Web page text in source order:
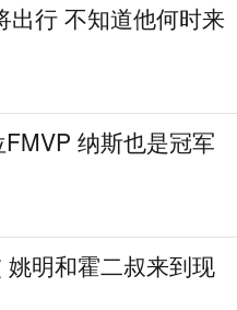
出行 不知道他何时来
纳斯也是冠军
明和霍二叔来到现